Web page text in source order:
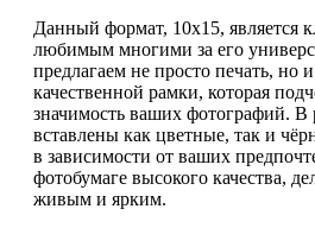
Данный формат, 10х15, является
любимым многими за его
предлагаем не просто печать, но
качественной рамки, которая
значимость ваших фотографий. В
вставлены как цветные, так и
в зависимости от ваших
фотобумаге высокого качества,
живым и ярким.